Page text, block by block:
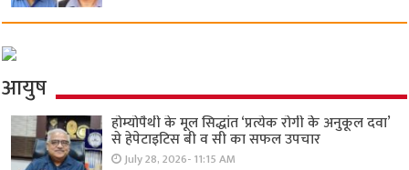
आयुष
होम्योपैथी के मूल सिद्धांत ‘प्रत्येक रोगी केे अनुकूल दवा’
से हेपेटाइटिस बी व सी का सफल उपचार
July 28, 2026- 11:15 AM